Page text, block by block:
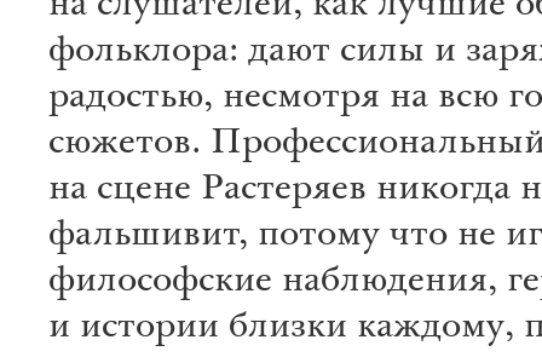
на слушателей, как лучшие
фольклора: дают силы и
радостью, несмотря на всю
сюжетов.
на сцене Растеряев никогда
фальшивит, потому что не
философские наблюдения,
и истории близки каждому,